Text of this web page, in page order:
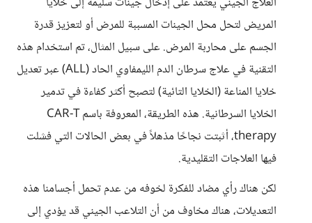
المريض لتحل محل الجينات المسببة للمرض أو لتعزيز قدرة
الجسم على محاربة المرض. على سبيل المثال، تم استخدام هذه
التقنية في علاج سرطان الدم الليمفاوي الحاد (ALL) عبر تعديل
خلايا المناعة (الخلايا التائية) لتصبح أكثر كفاءة في تدمير
الخلايا السرطانية. هذه الطريقة، المعروفة باسم CAR-T
therapy، أثبتت نجاحًا مذهلاً في بعض الحالات التي فشلت
فيها العلاجات التقليدية.
لكن هناك رأي مضاد للفكرة لخوفه من عدم تحمل أجسامنا هذه
التعديلات، هناك مخاوف من أن التلاعب الجيني قد يؤدي إلى